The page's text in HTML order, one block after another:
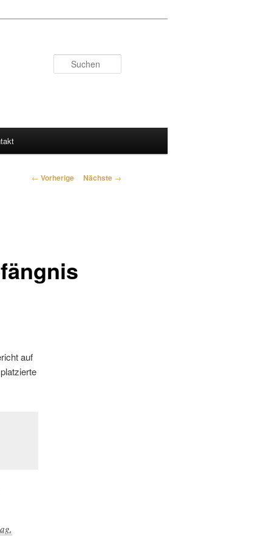
Artikelnavigation
← Vorherige Nächste →
auf